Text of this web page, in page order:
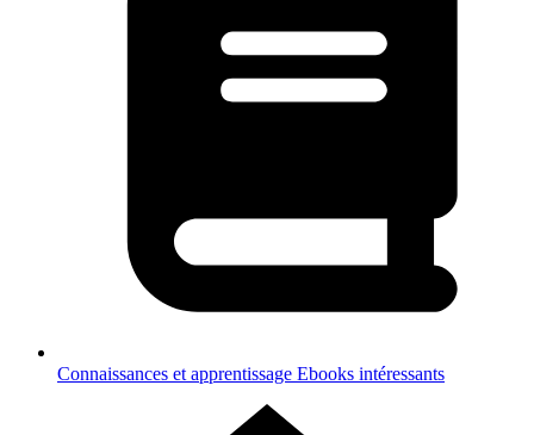
Connaissances et apprentissage Ebooks intéressants